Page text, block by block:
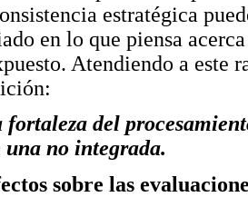
estratégica
en lo que piensa
Atendiendo a este
del
una no integrada.
sobre las